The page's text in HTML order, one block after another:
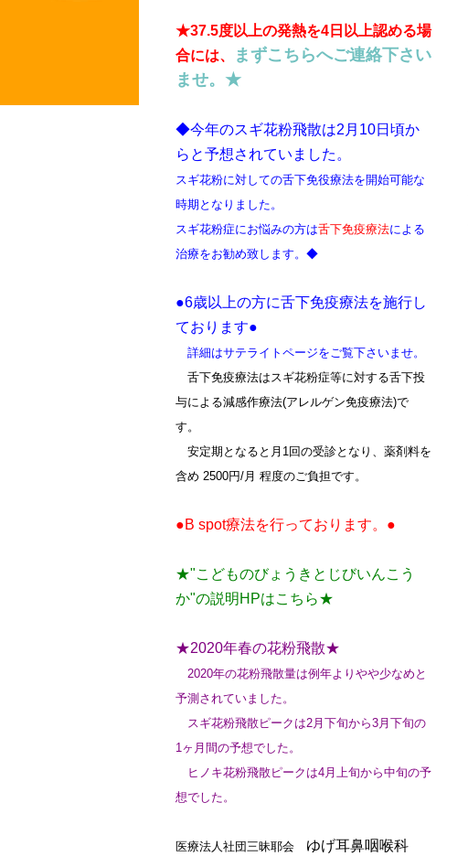
★37.5度以上の発熱を4日以上認める場
合には、
まずこちらへご連絡下さい
ませ。★
◆今年のスギ花粉飛散は2月10日頃か
らと予想されていました。
スギ花粉に対しての舌下免役療法を開始可能な
時期となりました。
スギ花粉症にお悩みの方は舌下免疫療法による
治療をお勧め致します。 ◆
●6歳以上の方に舌下免疫療法を施行し
ております●
詳細はサテライトページをご覧下さいませ。
舌下免疫療法はスギ花粉症等に対する舌下投
与による減感作療法(アレルゲン免疫療法)で
す。
安定期となると月1回の受診となり、薬剤料を
含め 2500円/月 程度のご負担です。
●B spot療法を行っております。●
★"こどものびょうきとじびいんこう
か"の説明HPはこちら★
★2020年春の花粉飛散★
2020年の花粉飛散量は例年よりやや少なめと
予測されていました。
スギ花粉飛散ピークは2月下旬から3月下旬の
1ヶ月間の予想でした。
ヒノキ花粉飛散ピークは4月上旬から中旬の予
想でした。
医療法人社団三昧耶会 ゆげ耳鼻咽喉科